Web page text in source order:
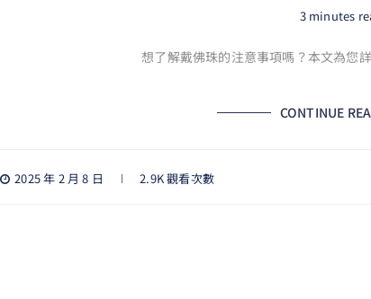
3 minutes
想了解戴佛珠的注意事項嗎？本文為您
CONTINUE
2025 年 2 月 8 日 2.9K 觀看次數